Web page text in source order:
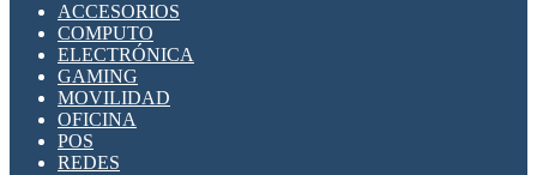
SUPRESOR DE TRANSIENTES SPDS PARA
APLICACIONES FOTOVOLTAICAS
ACCESORIOS
COMPUTO
ELECTRÓNICA
GAMING
MOVILIDAD
OFICINA
POS
REDES